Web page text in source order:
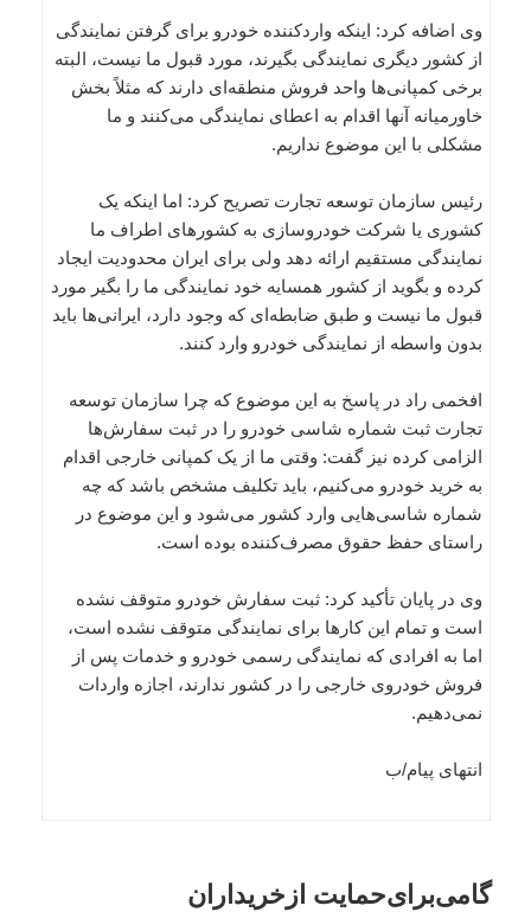
وی اضافه کرد: اینکه واردکننده خودرو برای گرفتن نمایندگی
از کشور دیگری نمایندگی بگیرند، مورد قبول ما نیست، البته
برخی کمپانی‌ها واحد فروش منطقه‌ای دارند که مثلاً بخش
خاورمیانه آنها اقدام به اعطای نمایندگی می‌کنند و ما
مشکلی با این موضوع نداریم.
رئیس سازمان توسعه تجارت تصریح کرد: اما اینکه یک
کشوری یا شرکت خودروسازی به کشورهای اطراف ما
نمایندگی مستقیم ارائه دهد ولی برای ایران محدودیت ایجاد
کرده و بگوید از کشور همسایه خود نمایندگی ما را بگیر مورد
قبول ما نیست و طبق ضابطه‌ای که وجود دارد، ایرانی‌ها باید
بدون واسطه از نمایندگی خودرو وارد کنند.
افخمی راد در پاسخ به این موضوع که چرا سازمان توسعه
تجارت ثبت شماره شاسی خودرو را در ثبت سفارش‌ها
الزامی کرده نیز گفت: وقتی ما از یک کمپانی خارجی اقدام
به خرید خودرو می‌کنیم، باید تکلیف مشخص باشد که چه
شماره شاسی‌هایی وارد کشور می‌شود و این موضوع در
راستای حفظ حقوق مصرف‌کننده بوده است.
وی در پایان تأکید کرد: ثبت سفارش خودرو متوقف نشده
است و تمام این کارها برای نمایندگی متوقف نشده است،
اما به افرادی که نمایندگی رسمی خودرو و خدمات پس از
فروش خودروی خارجی را در کشور ندارند، اجازه واردات
نمی‌دهیم.
انتهای پیام/ب
گامی‌برای‌حمایت ازخریداران